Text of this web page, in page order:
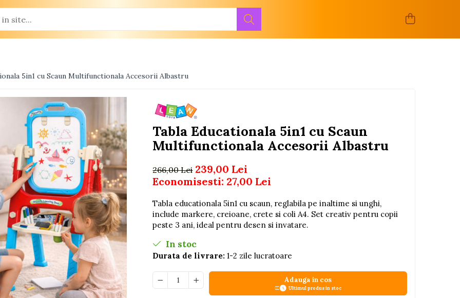
5in1 cu Scaun Multifunctionala Accesorii Albastru
Tabla Educationala 5in1 cu Scaun
Multifunctionala Accesorii Albastru
266,00 Lei 239,00 Lei
Economisesti: 27,00 Lei
Tabla educationala 5in1 cu scaun, reglabila pe inaltime si unghi,
include markere, creioane, crete si coli A4. Set creativ pentru copii
peste 3 ani, ideal pentru desen si invatare.
In stoc
Durata de livrare: 1-2 zile lucratoare
Adauga in cos
Ultimul produs in stoc